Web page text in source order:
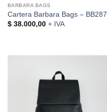
BARBARA BAGS
Cartera Barbara Bags – BB287
$38.000,00+ IVA